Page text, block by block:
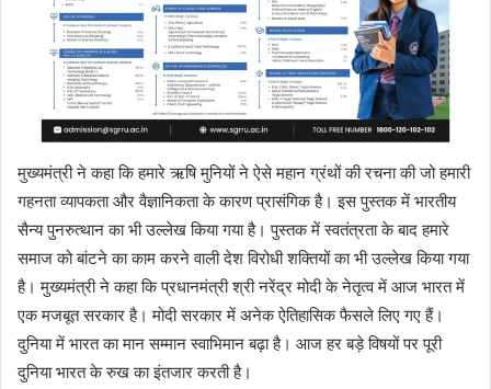
मुख्यमंत्री ने कहा कि हमारे ऋषि मुनियों ने ऐसे महान ग्रंथों की रचना की जो हमारी
गहनता व्यापकता और वैज्ञानिकता के कारण प्रासंगिक है। इस पुस्तक में भारतीय
सैन्य पुनरुत्थान का भी उल्लेख किया गया है। पुस्तक में स्वतंत्रता के बाद हमारे
समाज को बांटने का काम करने वाली देश विरोधी शक्तियों का भी उल्लेख किया गया
है। मुख्यमंत्री ने कहा कि प्रधानमंत्री श्री नरेंद्र मोदी के नेतृत्व में आज भारत में
एक मजबूत सरकार है। मोदी सरकार में अनेक ऐतिहासिक फैसले लिए गए हैं।
दुनिया में भारत का मान सम्मान स्वाभिमान बढ़ा है। आज हर बड़े विषयों पर पूरी
दुनिया भारत के रुख का इंतजार करती है।